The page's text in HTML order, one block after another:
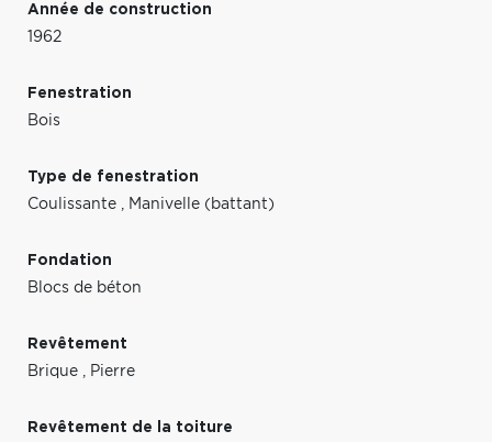
Année de construction
1962
Fenestration
Bois
Type de fenestration
Coulissante , Manivelle (battant)
Fondation
Blocs de béton
Revêtement
Brique , Pierre
Revêtement de la toiture